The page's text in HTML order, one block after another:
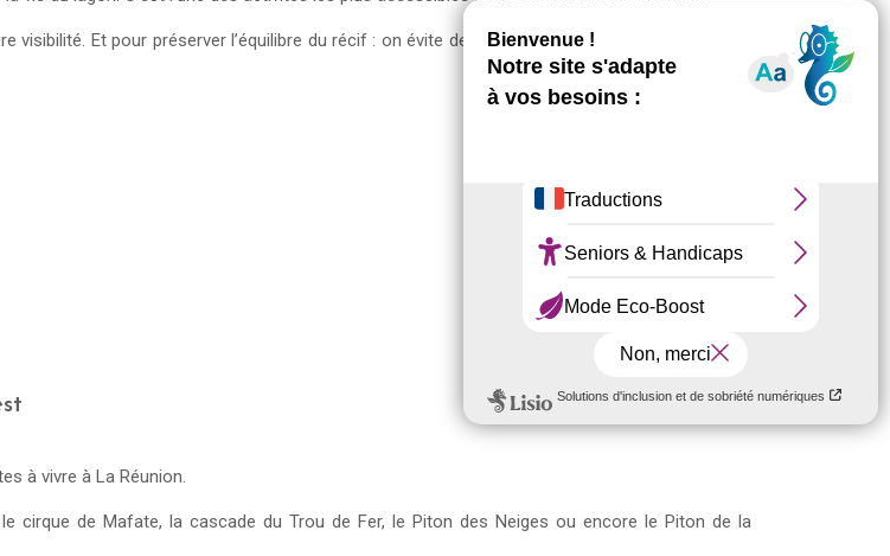
visibilité. Et pour préserver l’équilibre du récif : on évite de toucher le corail et on privilégie une
à vivre à La Réunion.
cirque de Mafate, la cascade du Trou de Fer, le Piton des Neiges ou encore le Piton de la